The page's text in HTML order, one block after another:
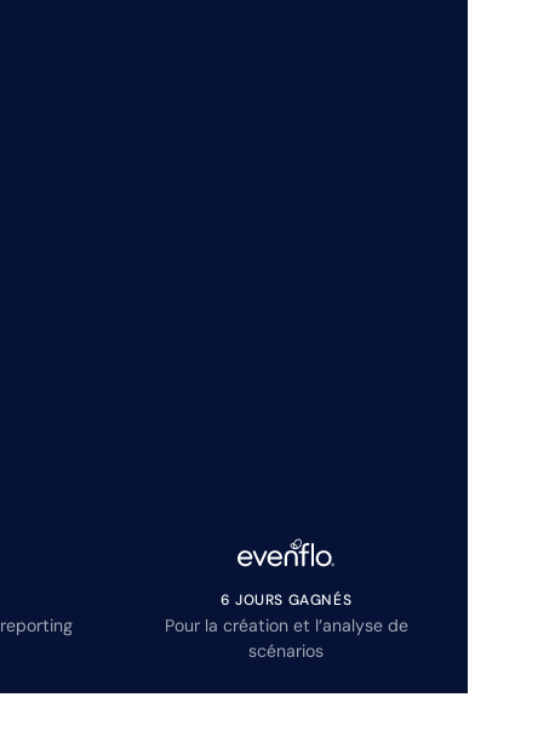
6 JOURS GAGNÉS
Pour la création et l’analyse de
scénarios